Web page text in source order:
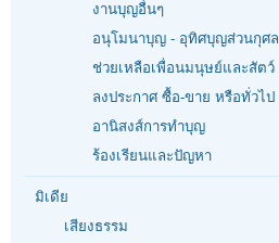
งานบุญอื่นๆ
อนุโมนาบุญ - อุทิศบุญส่วนกุศล
ช่วยเหลือเพื่อนมนุษย์และสัตว์
ลงประกาศ ซื้อ-ขาย หรือทั่วไป
อานิสงส์การทำบุญ
ร้องเรียนและปัญหา
มิเดีย
เสียงธรรม